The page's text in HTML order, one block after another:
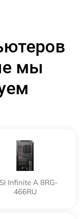
мы
Infinite A 8RG-
466RU